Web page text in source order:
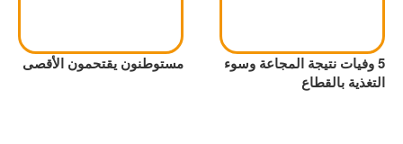
5 وفيات نتيجة المجاعة وسوء
التغذية بالقطاع
مستوطنون يقتحمون الأقصى